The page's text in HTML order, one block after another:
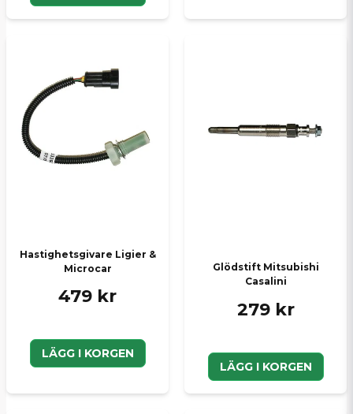
Hastighetsgivare Ligier &
Microcar
479 kr
LÄGG I KORGEN
Glödstift Mitsubishi
Casalini
279 kr
LÄGG I KORGEN